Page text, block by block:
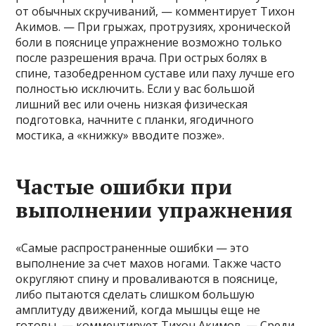
от обычных скручиваний, — комментирует Тихон
Акимов. — При грыжах, протрузиях, хронической
боли в пояснице упражнение возможно только
после разрешения врача. При острых болях в
спине, тазобедренном суставе или паху лучше его
полностью исключить. Если у вас большой
лишний вес или очень низкая физическая
подготовка, начните с планки, ягодичного
мостика, а «книжку» вводите позже».
Частые ошибки при
выполнении упражнения
«Самые распространенные ошибки — это
выполнение за счет махов ногами. Также часто
округляют спину и проваливаются в пояснице,
либо пытаются сделать слишком большую
амплитуду движений, когда мышцы еще не